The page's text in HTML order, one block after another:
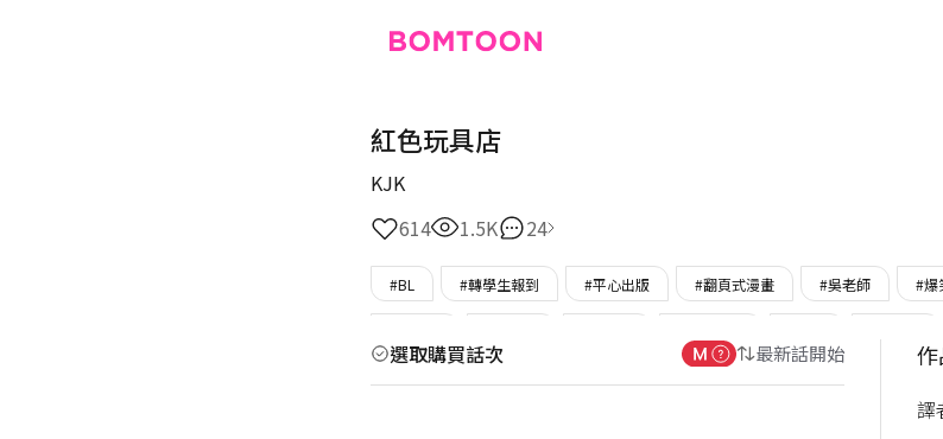
紅色玩
紅色玩具店
KJK
614
1.5K 24
#BL #轉學生報到 #平心出版 #翻頁式漫畫 #吳老師 #爆
選取購買話次 最新話開始
譯